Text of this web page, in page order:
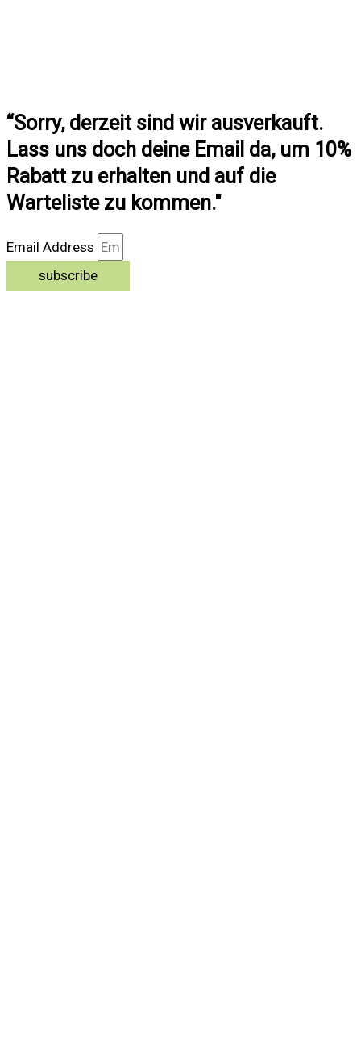
“Sorry, derzeit sind wir ausverkauft.
Lass uns doch deine Email da, um 10%
Rabatt zu erhalten und auf die
Warteliste zu kommen."
Email Address
subscribe